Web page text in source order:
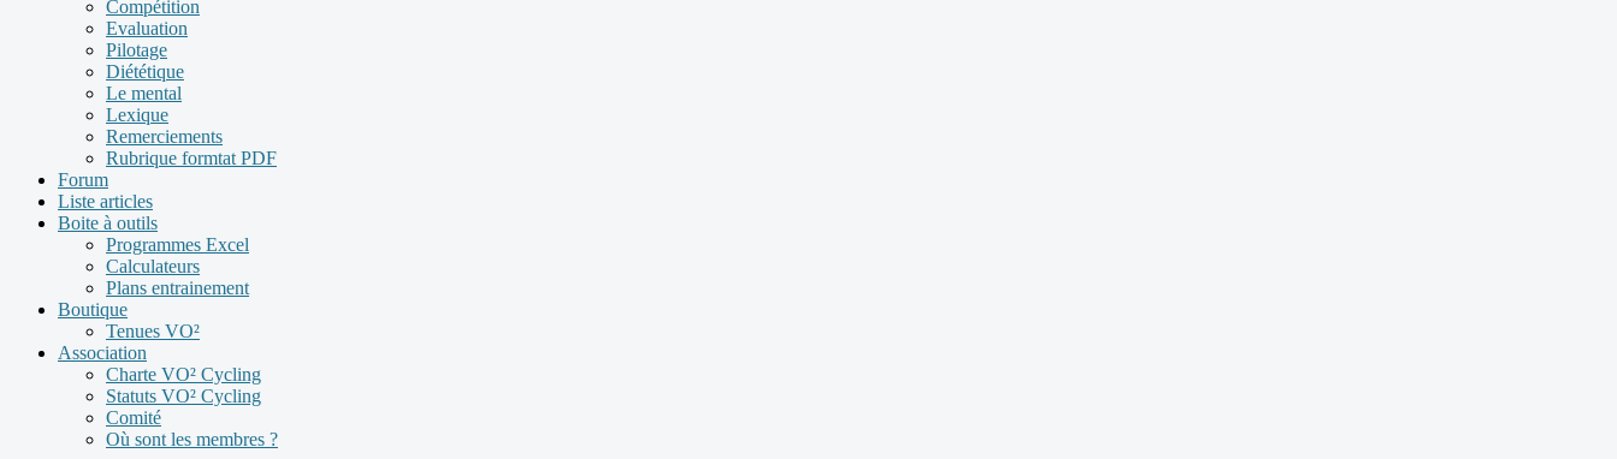
Compétition
Evaluation
Pilotage
Diététique
Le mental
Lexique
Remerciements
Rubrique formtat PDF
Forum
Liste articles
Boite à outils
Programmes Excel
Calculateurs
Plans entrainement
Boutique
Tenues VO²
Association
Charte VO² Cycling
Statuts VO² Cycling
Comité
Où sont les membres ?